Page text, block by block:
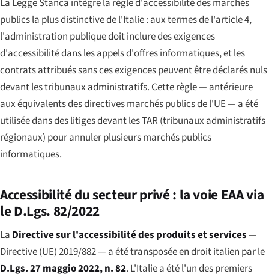
publics la plus distinctive de l'Italie : aux termes de l'article 4,
l'administration publique doit inclure des exigences
d'accessibilité dans les appels d'offres informatiques, et les
contrats attribués sans ces exigences peuvent être déclarés nuls
devant les tribunaux administratifs. Cette règle — antérieure
aux équivalents des directives marchés publics de l'UE — a été
utilisée dans des litiges devant les TAR (tribunaux administratifs
régionaux) pour annuler plusieurs marchés publics
informatiques.
Accessibilité du secteur privé : la voie EAA via
le D.Lgs. 82/2022
La Directive sur l'accessibilité des produits et services—
Directive (UE) 2019/882 — a été transposée en droit italien par le
D.Lgs. 27 maggio 2022, n. 82. L'Italie a été l'un des premiers